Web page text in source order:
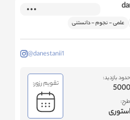
علمی - نجوم - دانستنی
@danestanii1
حدود بازدید:
5000
طرح:
استوری
تقویم رزور: